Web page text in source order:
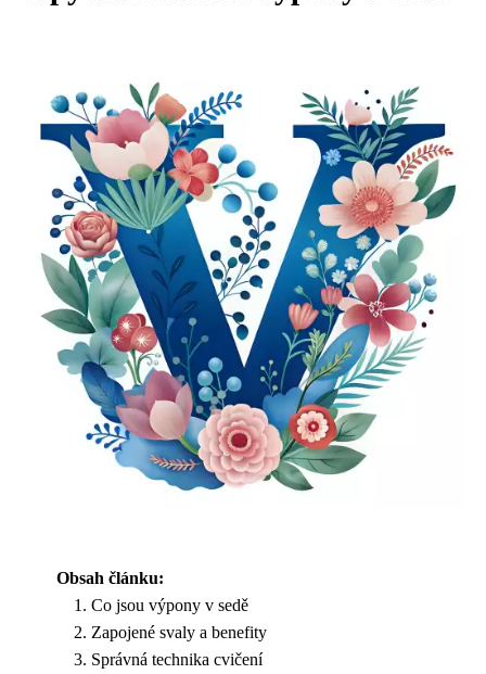
Obsah článku:
Co jsou výpony v sedě
Zapojené svaly a benefity
Správná technika cvičení